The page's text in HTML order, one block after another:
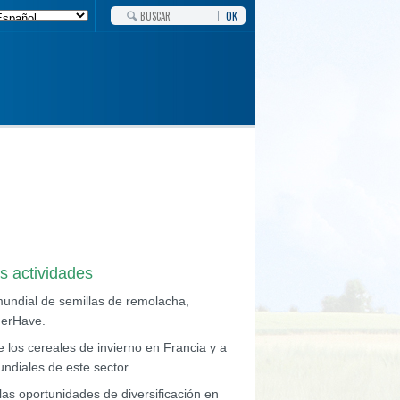
OK
actividades
de semillas de remolacha,
los cereales de invierno en Francia y a
de este sector.
oportunidades de diversificación en